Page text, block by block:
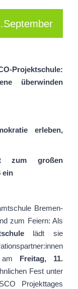
Projektschule:
überwinden
erleben,
zum großen
ein
Bremen-
zum Feiern: Als
lädt sie
am Freitag, 11.
Fest unter
Projekttages